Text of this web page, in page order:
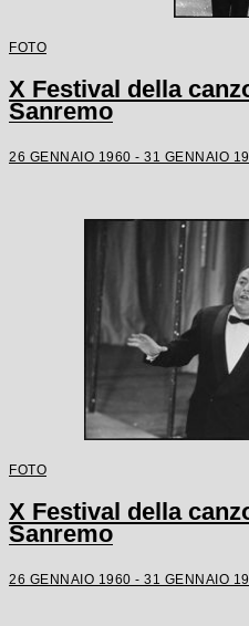
FOTO
X Festival della
Sanremo
26 GENNAIO 1960 - 31 GENNAIO
FOTO
X Festival della
Sanremo
26 GENNAIO 1960 - 31 GENNAIO